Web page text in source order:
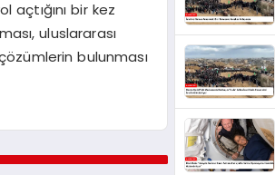
açtığını bir kez
uluslararası
bulunması